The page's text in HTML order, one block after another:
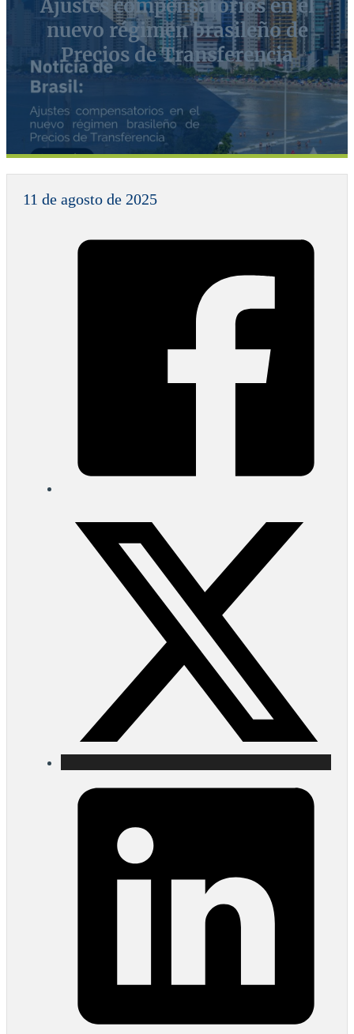
Ajustes compensatorios en el
nuevo régimen brasileño de
Precios de Transferencia
11 de agosto de 2025